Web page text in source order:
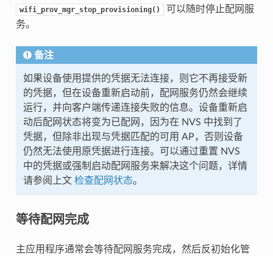
wifi_prov_mgr_stop_provisioning()
可以随时停止配网服
务。
备注
如果设备使用提供的凭据无法连接，则它不再接受新
的凭据，但在设备重新启动前，配网服务仍然会继续
运行，并向客户端传递连接失败的信息。设备重新启
动后配网状态将变为已配网，因为在 NVS 中找到了
凭据，但除非出现与凭据匹配的可用 AP，否则设备
仍然无法使用原凭据进行连接。可以通过重置 NVS
中的凭据或强制启动配网服务来解决这个问题，详情
请参阅上文 检查配网状态。
等待配网完成
主应用程序通常会等待配网服务完成，然后反初始化管